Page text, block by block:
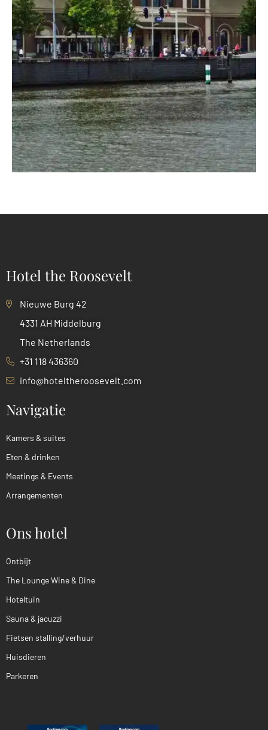
Hotel the Roosevelt
Nieuwe Burg 42
4331 AH Middelburg
The Netherlands
+31 118 436360
info@hoteltheroosevelt.com
Navigatie
Kamers & suites
Eten & drinken
Meetings & Events
Arrangementen
Ons hotel
Ontbijt
The Lounge Wine & Dine
Hoteltuin
Sauna & jacuzzi
Fietsen stalling/verhuur
Huisdieren
Parkeren